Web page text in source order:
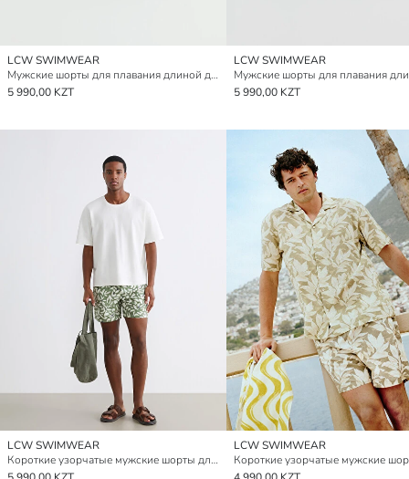
LCW SWIMWEAR
Мужские шорты для плавания длиной до колена
5 990,00 KZT
LCW SWIMWEAR
5 990,00 KZT
LCW SWIMWEAR
Короткие узорчатые мужские шорты для плавания
LCW SWIMWEAR